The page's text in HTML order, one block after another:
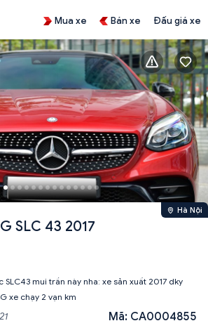
Mua xe Bán xe Đấu giá xe
Hà Nội
SLC 43 2017
mui trần này nha: xe sản xuất 2017 dky
xe chạy 2 vạn km
Mã: CA0004855